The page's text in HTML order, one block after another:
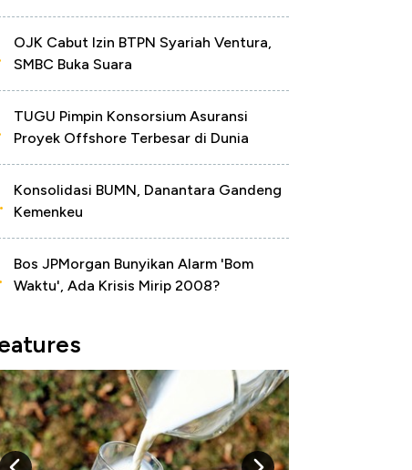
OJK Cabut Izin BTPN Syariah Ventura,
SMBC Buka Suara
TUGU Pimpin Konsorsium Asuransi
Proyek Offshore Terbesar di Dunia
Konsolidasi BUMN, Danantara Gandeng
Kemenkeu
Bos JPMorgan Bunyikan Alarm 'Bom
Waktu', Ada Krisis Mirip 2008?